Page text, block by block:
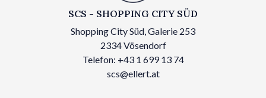
SCS - SHOPPING CITY SÜD
Shopping City Süd, Galerie 253
2334 Vösendorf
Telefon: +43 1 699 13 74
scs@ellert.at